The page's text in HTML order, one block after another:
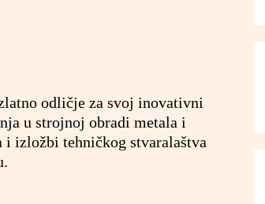
odličje za svoj inovativni
u strojnoj obradi metala i
izložbi tehničkog stvaralaštva